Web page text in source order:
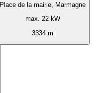
Place de la mairie, Marmagne
max. 22 kW
3334 m